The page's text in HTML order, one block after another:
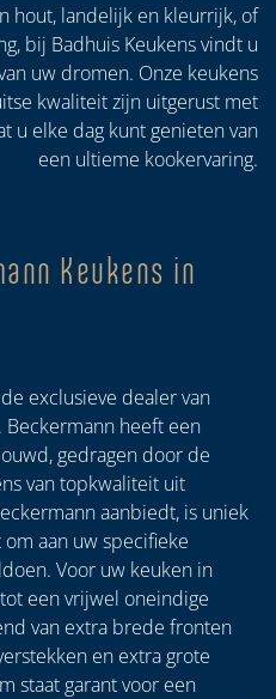
hout, landelijk en kleurrijk, of
bij Badhuis Keukens vindt u
uw dromen. Onze keukens
kwaliteit zijn uitgerust met
u elke dag kunt genieten van
een ultieme kookervaring.
Keukens in
exclusieve dealer van
Beckermann heeft een
gedragen door de
van topkwaliteit uit
aanbiedt, is uniek
aan uw specifieke
Voor uw keuken in
een vrijwel oneindige
van extra brede fronten
en extra grote
staat garant voor een